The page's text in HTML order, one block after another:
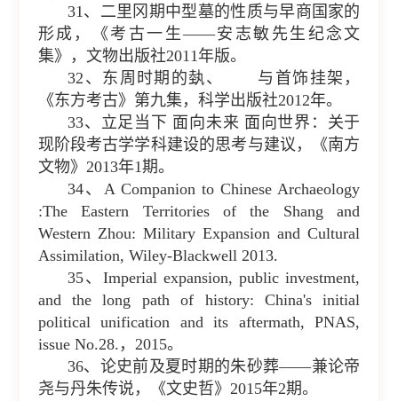
31、二里冈期中型墓的性质与早商国家的
形成，《考古一生——安志敏先生纪念文
集》，文物出版社2011年版。
32、东周时期的埶、 与首饰挂架，
《东方考古》第九集，科学出版社2012年。
33、立足当下 面向未来 面向世界：关于
现阶段考古学学科建设的思考与建议，《南方
文物》2013年1期。
34、A Companion to Chinese Archaeology
:The Eastern Territories of the Shang and
Western Zhou: Military Expansion and Cultural
Assimilation, Wiley-Blackwell 2013.
35、Imperial expansion, public investment,
and the long path of history: China's initial
political unification and its aftermath, PNAS,
issue No.28.，2015。
36、论史前及夏时期的朱砂葬——兼论帝
尧与丹朱传说，《文史哲》2015年2期。